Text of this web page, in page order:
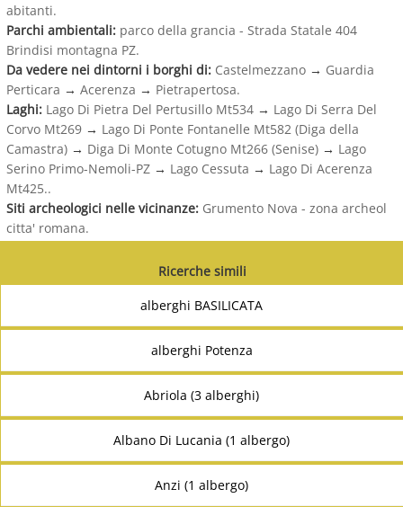
abitanti.
Parchi ambientali: parco della grancia - Strada Statale 404
Brindisi montagna PZ.
Da vedere nei dintorni i borghi di: Castelmezzano → Guardia
Perticara → Acerenza → Pietrapertosa.
Laghi: Lago Di Pietra Del Pertusillo Mt534 → Lago Di Serra Del
Corvo Mt269 → Lago Di Ponte Fontanelle Mt582 (Diga della
Camastra) → Diga Di Monte Cotugno Mt266 (Senise) → Lago
Serino Primo-Nemoli-PZ → Lago Cessuta → Lago Di Acerenza
Mt425..
Siti archeologici nelle vicinanze: Grumento Nova - zona archeol
citta' romana.
Ricerche simili
alberghi BASILICATA
alberghi Potenza
Abriola (3 alberghi)
Albano Di Lucania (1 albergo)
Anzi (1 albergo)